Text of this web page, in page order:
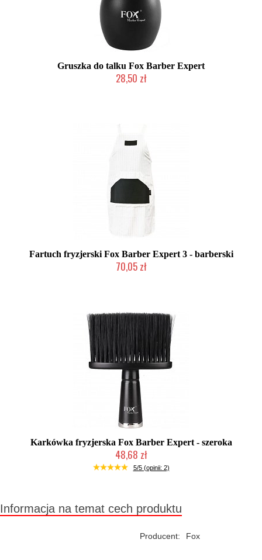
Gruszka do talku Fox Barber Expert
28,50 zł
Fartuch fryzjerski Fox Barber Expert 3 - barberski
70,05 zł
Karkówka fryzjerska Fox Barber Expert - szeroka
48,68 zł
Duża ilość (wysyłka w 24h)
5/5 (opinii: 2)
Informacja na temat cech produktu
Producent: Fox